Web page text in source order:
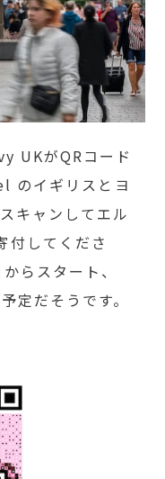
UKがQRコード
のイギリスとヨ
キャンしてエル
付してくださ
らスタート、
定だそうです。